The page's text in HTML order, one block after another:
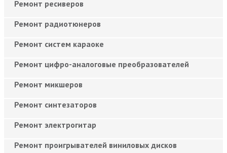
Ремонт ресиверов
Ремонт радиотюнеров
Ремонт систем караоке
Ремонт цифро-аналоговые преобразователей
Ремонт микшеров
Ремонт синтезаторов
Ремонт электрогитар
Ремонт проигрывателей виниловых дисков